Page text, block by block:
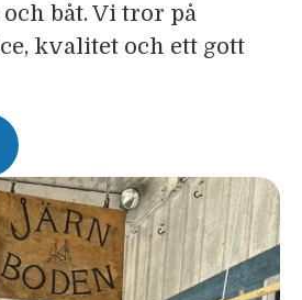
båt. Vi tror på
kvalitet och ett gott